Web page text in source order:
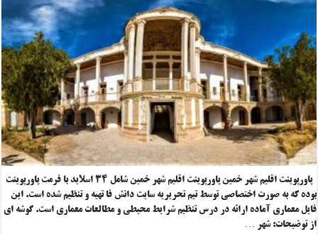
پاورپوینت اقلیم شهر خمین پاورپوینت اقلیم شهر خمین شامل ۳۴ اسلاید با فرمت پاورپوینت
بوده که به صورت اختصاصی توسط تیم تحریریه سایت دانش فا تهیه و تنظیم شده است. این
فایل معماری آماده ارائه در درس تنظیم شرایط محیطی و مطالعات معماری است. گوشه ای
از توضیحات: شهر …